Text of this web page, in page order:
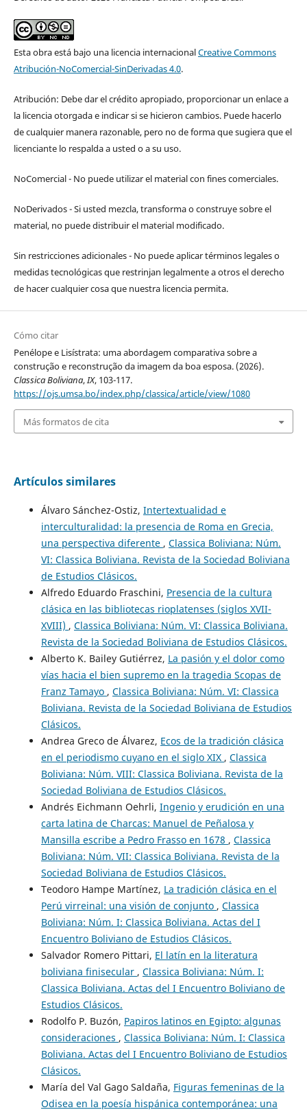
Esta obra está bajo una licencia internacionalCreative Commons
Atribución-NoComercial-SinDerivadas 4.0.
Atribución: Debe dar el crédito apropiado, proporcionar un enlace a
la licencia otorgada e indicar si se hicieron cambios. Puede hacerlo
de cualquier manera razonable, pero no de forma que sugiera que el
licenciante lo respalda a usted o a su uso.
NoComercial - No puede utilizar el material con fines comerciales.
NoDerivados - Si usted mezcla, transforma o construye sobre el
material, no puede distribuir el material modificado.
Sin restricciones adicionales - No puede aplicar términos legales o
medidas tecnológicas que restrinjan legalmente a otros el derecho
de hacer cualquier cosa que nuestra licencia permita.
Cómo citar
Penélope e Lisístrata: uma abordagem comparativa sobre a
construção e reconstrução da imagem da boa esposa. (2026).
Classica Boliviana,IX, 103-117.
https://ojs.umsa.bo/index.php/classica/article/view/1080
Más formatos de cita
Artículos similares
Álvaro Sánchez-Ostiz, Intertextualidad e
interculturalidad: la presencia de Roma en Grecia,
una perspectiva diferente , Classica Boliviana: Núm.
VI: Classica Boliviana. Revista de la Sociedad Boliviana
de Estudios Clásicos.
Alfredo Eduardo Fraschini, Presencia de la cultura
clásica en las bibliotecas rioplatenses (siglos XVII-
XVIII) , Classica Boliviana: Núm. VI: Classica Boliviana.
Revista de la Sociedad Boliviana de Estudios Clásicos.
Alberto K. Bailey Gutiérrez, La pasión y el dolor como
vías hacia el bien supremo en la tragedia Scopas de
Franz Tamayo , Classica Boliviana: Núm. VI: Classica
Boliviana. Revista de la Sociedad Boliviana de Estudios
Clásicos.
Andrea Greco de Álvarez, Ecos de la tradición clásica
en el periodismo cuyano en el siglo XIX , Classica
Boliviana: Núm. VIII: Classica Boliviana. Revista de la
Sociedad Boliviana de Estudios Clásicos.
Andrés Eichmann Oehrli, Ingenio y erudición en una
carta latina de Charcas: Manuel de Peñalosa y
Mansilla escribe a Pedro Frasso en 1678 , Classica
Boliviana: Núm. VII: Classica Boliviana. Revista de la
Sociedad Boliviana de Estudios Clásicos.
Teodoro Hampe Martínez, La tradición clásica en el
Perú virreinal: una visión de conjunto , Classica
Boliviana: Núm. I: Classica Boliviana. Actas del I
Encuentro Boliviano de Estudios Clásicos.
Salvador Romero Pittari, El latín en la literatura
boliviana finisecular , Classica Boliviana: Núm. I:
Classica Boliviana. Actas del I Encuentro Boliviano de
Estudios Clásicos.
Rodolfo P. Buzón, Papiros latinos en Egipto: algunas
consideraciones , Classica Boliviana: Núm. I: Classica
Boliviana. Actas del I Encuentro Boliviano de Estudios
Clásicos.
María del Val Gago Saldaña, Figuras femeninas de la
Odisea en la poesía hispánica contemporánea: una